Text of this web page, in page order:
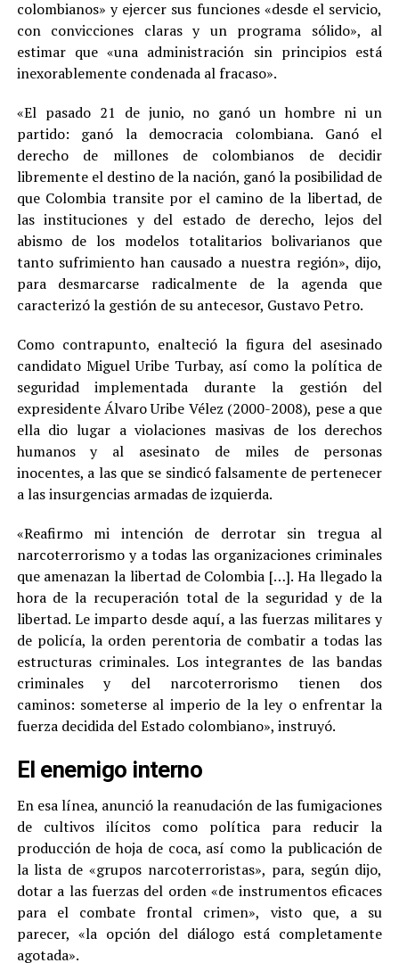
colombianos» y ejercer sus funciones «desde el servicio,
con convicciones claras y un programa sólido», al
estimar que «una administración sin principios está
inexorablemente condenada al fracaso».
«El pasado 21 de junio, no ganó un hombre ni un
partido: ganó la democracia colombiana. Ganó el
derecho de millones de colombianos de decidir
libremente el destino de la nación, ganó la posibilidad de
que Colombia transite por el camino de la libertad, de
las instituciones y del estado de derecho, lejos del
abismo de los modelos totalitarios bolivarianos que
tanto sufrimiento han causado a nuestra región», dijo,
para desmarcarse radicalmente de la agenda que
caracterizó la gestión de su antecesor, Gustavo Petro.
Como contrapunto, enalteció la figura del asesinado
candidato Miguel Uribe Turbay, así como la política de
seguridad implementada durante la gestión del
expresidente Álvaro Uribe Vélez (2000-2008), pese a que
ella dio lugar a violaciones masivas de los derechos
humanos y al asesinato de miles de personas
inocentes, a las que se sindicó falsamente de pertenecer
a las insurgencias armadas de izquierda.
«Reafirmo mi intención de derrotar sin tregua al
narcoterrorismo y a todas las organizaciones criminales
que amenazan la libertad de Colombia […]. Ha llegado la
hora de la recuperación total de la seguridad y de la
libertad. Le imparto desde aquí, a las fuerzas militares y
de policía, la orden perentoria de combatir a todas las
estructuras criminales. Los integrantes de las bandas
criminales y del narcoterrorismo tienen dos
caminos: someterse al imperio de la ley o enfrentar la
fuerza decidida del Estado colombiano», instruyó.
El enemigo interno
En esa línea, anunció la reanudación de las fumigaciones
de cultivos ilícitos como política para reducir la
producción de hoja de coca, así como la publicación de
la lista de «grupos narcoterroristas», para, según dijo,
dotar a las fuerzas del orden «de instrumentos eficaces
para el combate frontal crimen», visto que, a su
parecer, «la opción del diálogo está completamente
agotada».